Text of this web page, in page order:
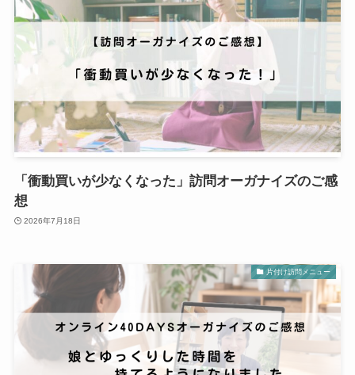
「衝動買いが少なくなった」訪問オーガナイズのご感
想
2026年7月18日
片付け訪問メニュー